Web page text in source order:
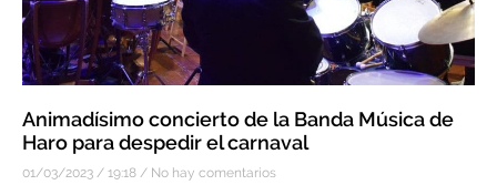
Animadísimo concierto de la Banda Música de
Haro para despedir el carnaval
01/03/2023 19:18 No hay comentarios